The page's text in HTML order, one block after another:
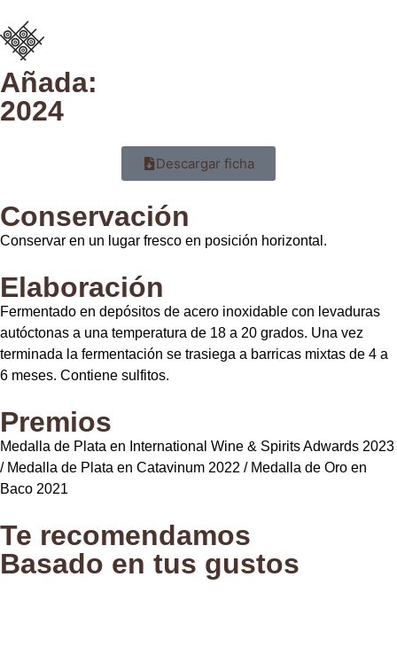
Añada:
2024
Descargar ficha
Conservación
Conservar en un lugar fresco en posición horizontal.
Elaboración
Fermentado en depósitos de acero inoxidable con levaduras
autóctonas a una temperatura de 18 a 20 grados. Una vez
terminada la fermentación se trasiega a barricas mixtas de 4 a
6 meses. Contiene sulfitos.
Premios
Medalla de Plata en International Wine & Spirits Adwards 2023
/ Medalla de Plata en Catavinum 2022 / Medalla de Oro en
Baco 2021
Te recomendamos
Basado en tus gustos